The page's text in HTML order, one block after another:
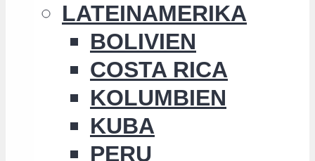
LATEINAMERIKA
BOLIVIEN
COSTA RICA
KOLUMBIEN
KUBA
PERU